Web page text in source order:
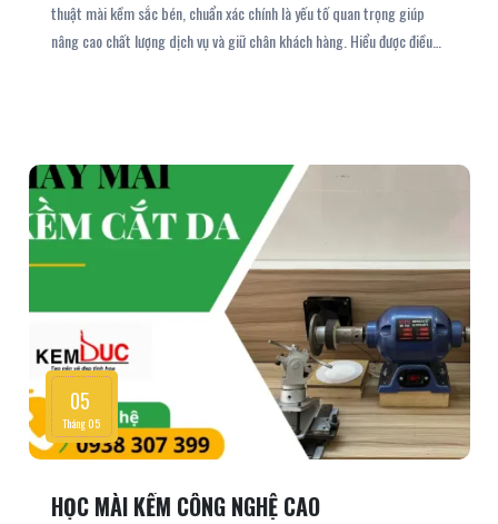
thuật mài kềm sắc bén, chuẩn xác chính là yếu tố quan trọng giúp
nâng cao chất lượng dịch vụ và giữ chân khách hàng. Hiểu được điều
05
Tháng 05
HỌC MÀI KỀM CÔNG NGHỆ CAO